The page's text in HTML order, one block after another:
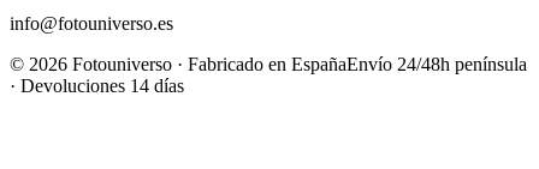
info@fotouniverso.es
© 2026 Fotouniverso · Fabricado en EspañaEnvío 24/48h península
· Devoluciones 14 días